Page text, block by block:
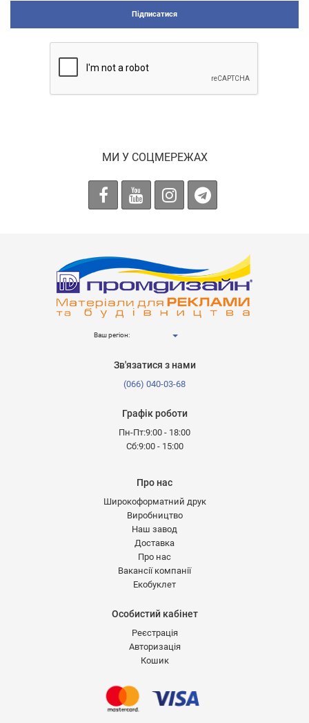
Підписатися
МИ У СОЦМЕРЕЖАХ
Ваш регіон:
Зв'язатися з нами
(066) 040-03-68
Графік роботи
Пн-Пт:9:00 - 18:00
Сб:9:00 - 15:00
Про нас
Широкоформатний друк
Виробництво
Наш завод
Доставка
Про нас
Вакансії компанії
Екобуклет
Особистий кабінет
Реєстрація
Авторизація
Кошик